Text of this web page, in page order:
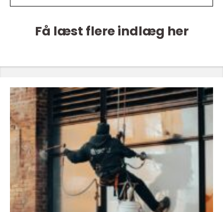
Få læst flere indlæg her